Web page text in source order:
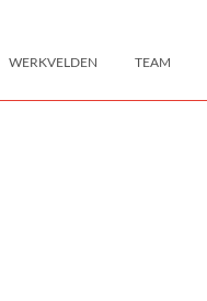
WERKVELDEN TEAM